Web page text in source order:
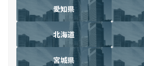
愛知県
北海道
宮城県